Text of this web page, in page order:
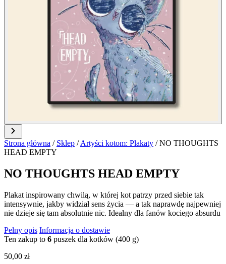
Strona główna / Sklep / Artyści kotom: Plakaty /NO THOUGHTS
HEAD EMPTY
NO THOUGHTS HEAD EMPTY
Plakat inspirowany chwilą, w której kot patrzy przed siebie tak
intensywnie, jakby widział sens życia — a tak naprawdę najpewniej
nie dzieje się tam absolutnie nic. Idealny dla fanów kociego absurdu
Pełny opis Informacja o dostawie
Ten zakup to 6 puszek dla kotków (400 g)
50,00 zł